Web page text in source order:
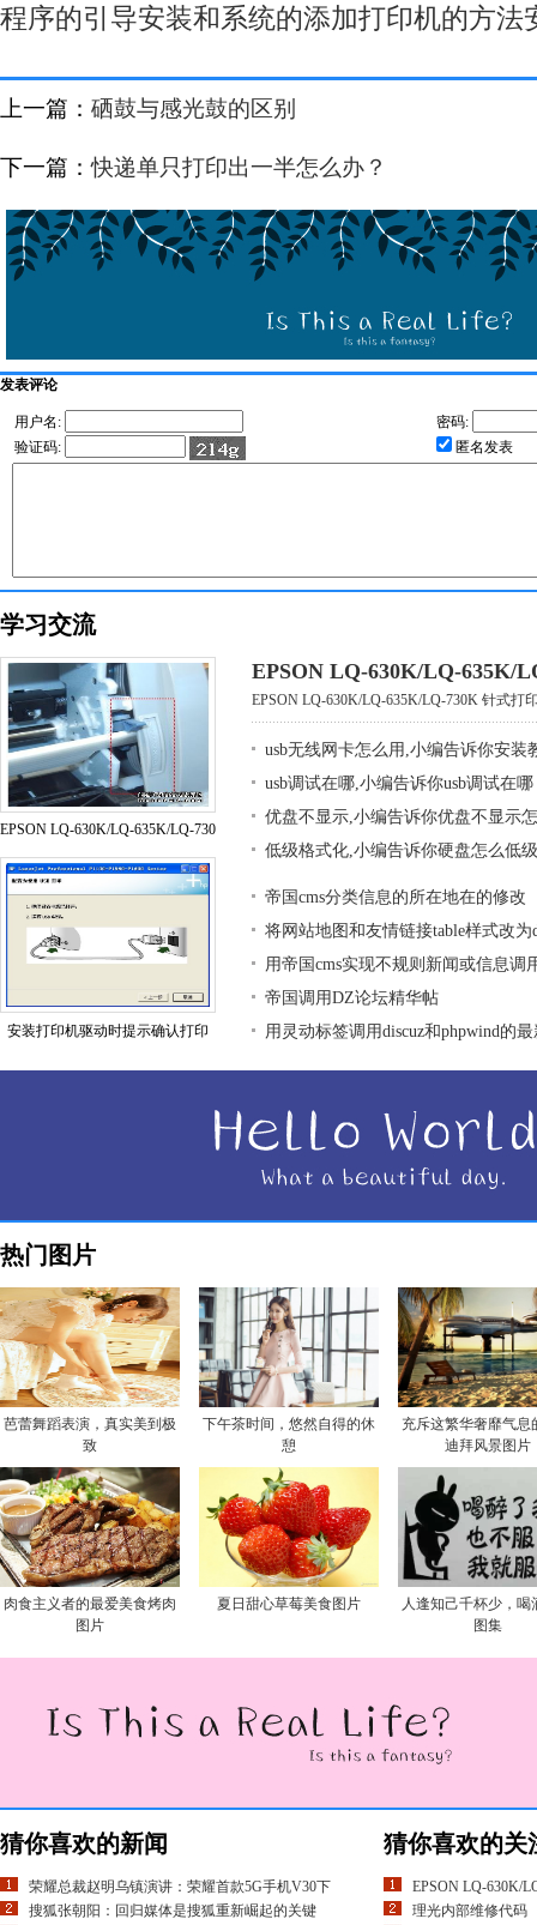
程序的引导安装和系统的添加打印机的方法
上一篇： 硒鼓与感光鼓的区别
下一篇：快递单只打印出一半怎么办？
发表评论
用户名:
密码:
验证码:
匿名发表
学习交流
EPSON LQ-630K/LQ-635K/LQ-730
安装打印机驱动时提示确认打印
EPSON LQ-630K/LQ-635K/
EPSON LQ-630K/LQ-635K/LQ-730K 针式打
usb无线网卡怎么用,小编告诉你安装
usb调试在哪,小编告诉你usb调试在哪
优盘不显示,小编告诉你优盘不显示
低级格式化,小编告诉你硬盘怎么低
帝国cms分类信息的所在地在的修改
将网站地图和友情链接table样式改为
用帝国cms实现不规则新闻或信息调
帝国调用DZ论坛精华帖
用灵动标签调用discuz和phpwind的
热门图片
芭蕾舞蹈表演，真实美到极
致
下午茶时间，悠然自得的休
憩
充斥这繁华奢靡气息
迪拜风景图片
肉食主义者的最爱美食烤肉
图片
夏日甜心草莓美食图片
人逢知己千杯少，喝
图集
猜你喜欢的新闻
荣耀总裁赵明乌镇演讲：荣耀首款5G手机V30下
搜狐张朝阳：回归媒体是搜狐重新崛起的关键
猜你喜欢的关
EPSON LQ-630K/
理光内部维修代码